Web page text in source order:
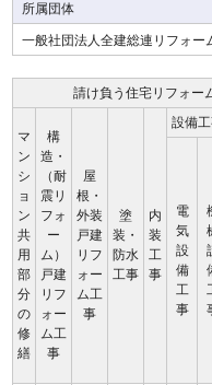
所属団体
一般社団法人全建総連リフォー
請け負う住宅リフォー
マ
ン
シ
ョ
ン
共
用
部
分
の
修
繕
構
造・
（耐
震リ
フォ
ー
ム）
戸建
リフ
ォー
ム工
事
屋
根・
外装
戸建
リフ
ォー
ム工
事
塗
装・
防水
工事
内
装
工
事
設備
電
気
設
備
工
事